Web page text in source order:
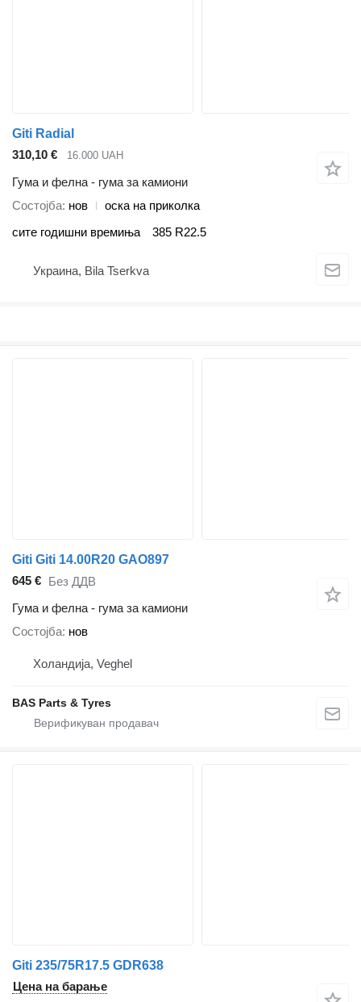
Giti Radial
310,10 €
16.000 UAH
Гума и фелна - гума за камиони
Состојба нов
оска на приколка
сите годишни времиња
385 R22.5
Украина, Bila Tserkva
Giti Giti 14.00R20 GAO897
645 € Без ДДВ
Гума и фелна - гума за камиони
Состојба нов
Холандија, Veghel
BAS Parts & Tyres
Giti 235/75R17.5 GDR638
Цена на барање